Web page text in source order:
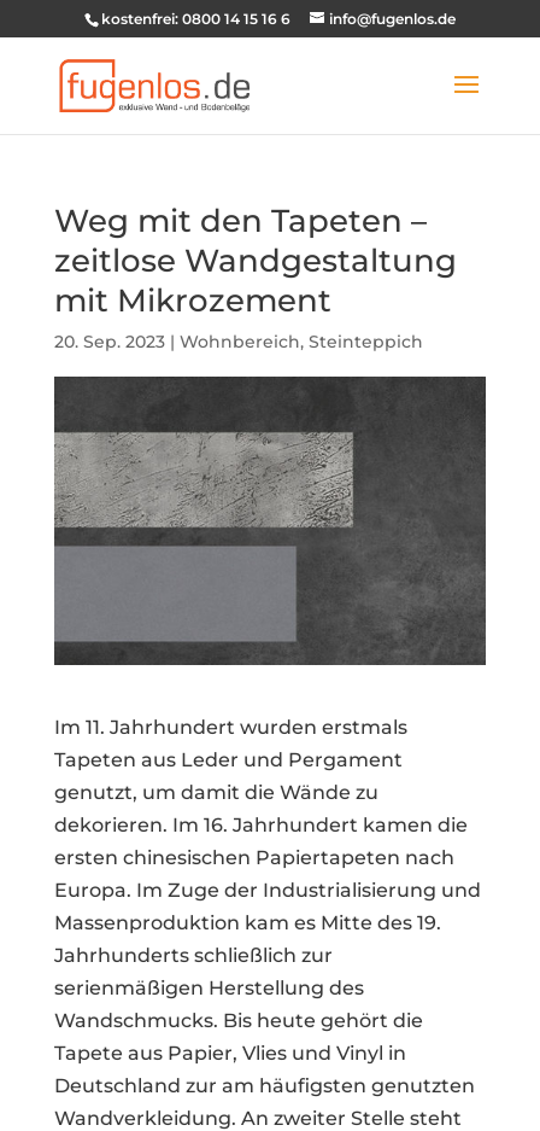
kostenfrei: 0800 14 15 16 6 info@fugenlos.de
Weg mit den Tapeten –
zeitlose Wandgestaltung
mit Mikrozement
20. Sep. 2023| Wohnbereich, Steinteppich
Im 11. Jahrhundert wurden erstmals
Tapeten aus Leder und Pergament
genutzt, um damit die Wände zu
dekorieren. Im 16. Jahrhundert kamen die
ersten chinesischen Papiertapeten nach
Europa. Im Zuge der Industrialisierung und
Massenproduktion kam es Mitte des 19.
Jahrhunderts schließlich zur
serienmäßigen Herstellung des
Wandschmucks. Bis heute gehört die
Tapete aus Papier, Vlies und Vinyl in
Deutschland zur am häufigsten genutzten
Wandverkleidung. An zweiter Stelle steht